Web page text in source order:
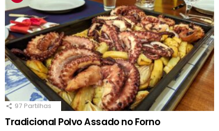
97 Partilhas
Tradicional Polvo Assado no Forno